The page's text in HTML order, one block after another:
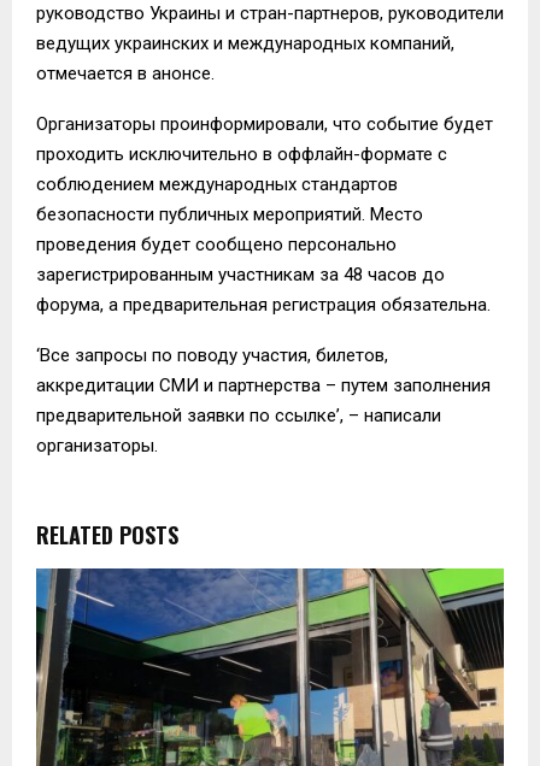
руководство Украины и стран-партнеров, руководители
ведущих украинских и международных компаний,
отмечается в анонсе.
Организаторы проинформировали, что событие будет
проходить исключительно в оффлайн-формате с
соблюдением международных стандартов
безопасности публичных мероприятий. Место
проведения будет сообщено персонально
зарегистрированным участникам за 48 часов до
форума, а предварительная регистрация обязательна.
‘Все запросы по поводу участия, билетов,
аккредитации СМИ и партнерства – путем заполнения
предварительной заявки по ссылке’, – написали
организаторы.
RELATED POSTS